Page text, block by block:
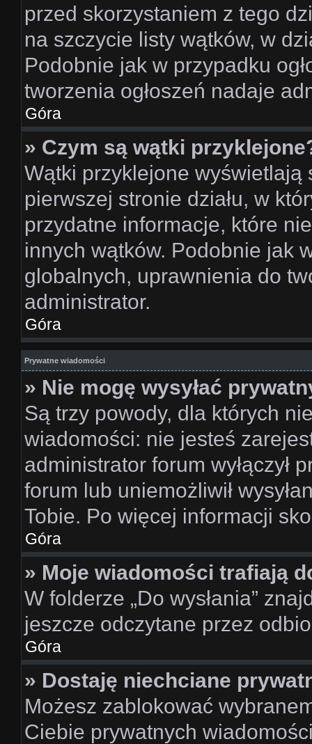
przed skorzystaniem z tego
na szczycie listy wątków, w
Podobnie jak w przypadku
tworzenia ogłoszeń nadaje
Góra
» Czym są wątki
Wątki przyklejone wyświetlają
pierwszej stronie działu, w
przydatne informacje, które
innych wątków. Podobnie jak
globalnych, uprawnienia do
administrator.
Góra
Prywatne wiadomości
» Nie mogę wysyłać
Są trzy powody, dla których
wiadomości: nie jesteś
administrator forum wyłączył
forum lub uniemożliwił
Tobie. Po więcej informacji
Góra
» Moje wiadomości trafiają
W folderze „Do wysłania”
jeszcze odczytane przez
Góra
» Dostaję niechciane
Możesz zablokować
Ciebie prywatnych